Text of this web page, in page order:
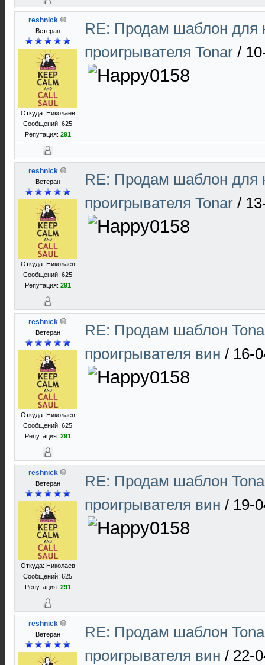
reshnick
Ветеран
Откуда: Николаев
Сообщений: 625
Репутация: 291
RE: Продам шаблон для
проигрывателя Tonar /
reshnick
Ветеран
Откуда: Николаев
Сообщений: 625
Репутация: 291
RE: Продам шаблон для
проигрывателя Tonar /
reshnick
Ветеран
Откуда: Николаев
Сообщений: 625
Репутация: 291
RE: Продам шаблон
проигрывателя вин / 16-
reshnick
Ветеран
Откуда: Николаев
Сообщений: 625
Репутация: 291
RE: Продам шаблон
проигрывателя вин / 19-
reshnick
Ветеран
RE: Продам шаблон
проигрывателя вин / 22-